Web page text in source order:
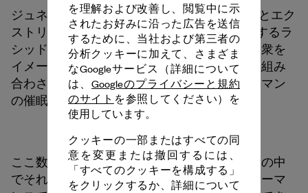
ジュネーブ大劇場バレエ団の21名のダンサーとエク
ストリームスポーツのアスリート4名が登場するラ
シッド・ウランダンによるこのショーは、群衆を
イメージして作られています。水平の動きと組み
合わされているのが、ジュリアス・イーストマン
の催眠術のような音楽。
ここ数年、ウランダンは、コミュニティとその中
でそれぞれ個人が求める居場所を問うパフォーマ
を理解および改善し、閲覧中に示
されたお好みに沿った広告を送信
するために、当社および第三者の
分析クッキーに加えて、さまざま
なGoogleサービス（詳細について
は、 Googleのプライバシーと規約
のサイト を参照してください）を
使用しています。
クッキーの一部またはすべての同
意を変更または撤回するには、
「すべてのクッキーを構成する」
をクリックするか、詳細について